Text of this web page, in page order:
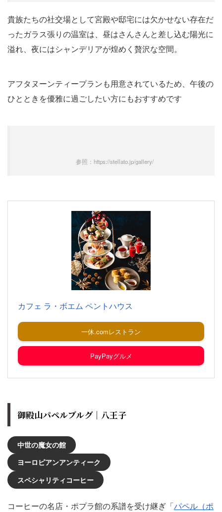
貴族たちの社交場として宮殿や邸宅には欠かせない存在だ
ったガラス張りの温室は、昼はさんさんと差し込む陽光に
溢れ、夜にはシャンデリアが煌めく贅沢な空間。
アフタヌーンティープランも用意されているため、午後の
ひとときを優雅に過ごしたい方にもおすすめです
参照：https://stellato.jp/gallery/
カフェ ラ・ボエム ペントハウス
一休.comレストラン
PayPayグルメ
御殿山パペルブルグ｜八王子
中世の魔女の館
ヨーロピアンアンティーク
スペシャリティコーヒー
コーヒーの名店・ポプラ館の系譜を受け継ぎ「パペル（ポ